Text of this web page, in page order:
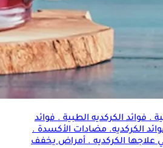
. فوائد الكركديه الطبية .فوائد
الكركديه. مضادات الأكسدة .
الكركديه . أمراض يخفف